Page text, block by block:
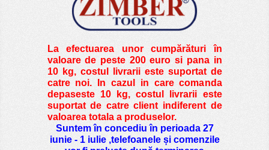
La efectuarea unor cumpărături în
valoare de peste200 euro si pana in
10 kg, costul livrarii este suportat de
catre noi. In cazul in care comanda
depaseste 10 kg, costul livrarii este
suportat de catre client indiferent de
valoarea totala a produselor.
Suntem în concediu în perioada 27
iunie - 1 iulie ,telefoanele și comenzile